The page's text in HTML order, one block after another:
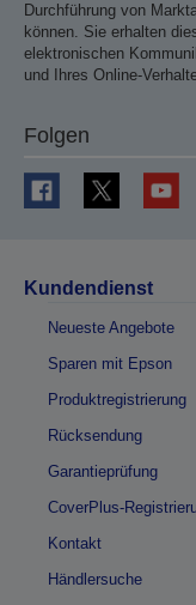
Durchführung von
können. Sie erhalten
elektronischen
und Ihres Online-
Folgen
Kundendienst
Neueste Angebote
Sparen mit Epson
Produktregistrierung
Rücksendung
Garantieprüfung
CoverPlus-
Kontakt
Händlersuche